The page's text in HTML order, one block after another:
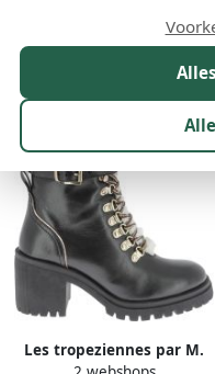
1
22 resultaten:
Les tropeziennes par M.